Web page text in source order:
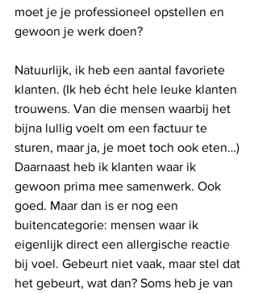
moet je je professioneel opstellen en
gewoon je werk doen?
Natuurlijk, ik heb een aantal favoriete
klanten. (Ik heb écht hele leuke klanten
trouwens. Van die mensen waarbij het
bijna lullig voelt om een factuur te
sturen, maar ja, je moet toch ook eten…)
Daarnaast heb ik klanten waar ik
gewoon prima mee samenwerk. Ook
goed. Maar dan is er nog een
buitencategorie: mensen waar ik
eigenlijk direct een allergische reactie
bij voel. Gebeurt niet vaak, maar stel dat
het gebeurt, wat dan? Soms heb je van